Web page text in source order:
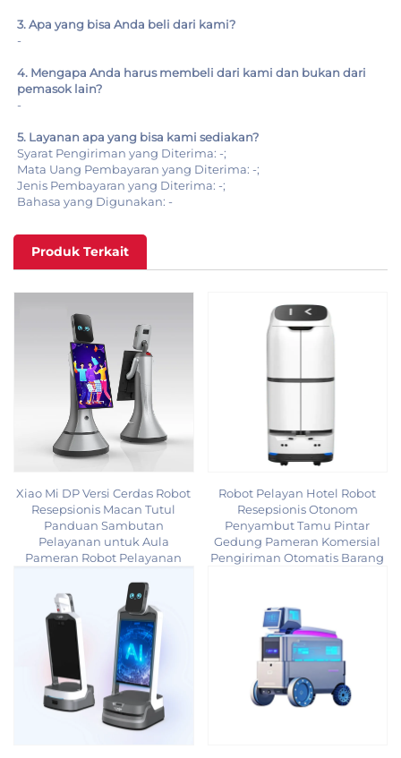
3. Apa yang bisa Anda beli dari kami?
-
4. Mengapa Anda harus membeli dari kami dan bukan dari
pemasok lain?
-
5. Layanan apa yang bisa kami sediakan?
Syarat Pengiriman yang Diterima: -;
Mata Uang Pembayaran yang Diterima: -;
Jenis Pembayaran yang Diterima: -;
Bahasa yang Digunakan: -
Produk Terkait
Xiao Mi DP Versi Cerdas Robot
Resepsionis Macan Tutul
Panduan Sambutan
Pelayanan untuk Aula
Pameran Robot Pelayanan
Robot Pelayan Hotel Robot
Resepsionis Otonom
Penyambut Tamu Pintar
Gedung Pameran Komersial
Pengiriman Otomatis Barang